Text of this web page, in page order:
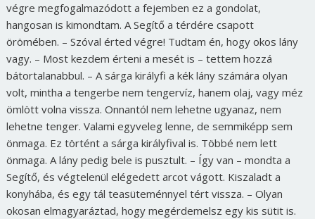
végre megfogalmazódott a fejemben ez a gondolat,
hangosan is kimondtam. A Segítő a térdére csapott
örömében. – Szóval érted végre! Tudtam én, hogy okos lány
vagy. – Most kezdem érteni a mesét is – tettem hozzá
bátortalanabbul. – A sárga királyfi a kék lány számára olyan
volt, mintha a tengerbe nem tengervíz, hanem olaj, vagy méz
ömlött volna vissza. Onnantól nem lehetne ugyanaz, nem
lehetne tenger. Valami egyveleg lenne, de semmiképp sem
önmaga. Ez történt a sárga királyfival is. Többé nem lett
önmaga. A lány pedig bele is pusztult. – Így van – mondta a
Segítő, és végtelenül elégedett arcot vágott. Kiszaladt a
konyhába, és egy tál teasüteménnyel tért vissza. – Olyan
okosan elmagyaráztad, hogy megérdemelsz egy kis sütit is.